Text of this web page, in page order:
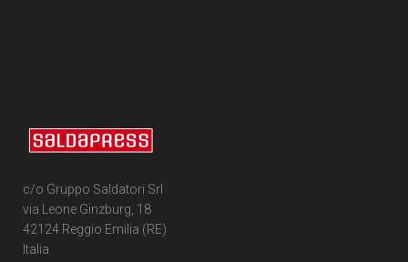
c/o Gruppo Saldatori Srl
via Leone Ginzburg, 18
42124 Reggio Emilia (RE)
Italia